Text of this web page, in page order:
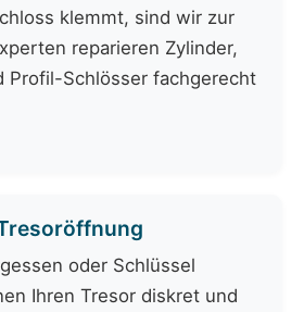
klemmt, sind wir zur
reparieren Zylinder,
Profil-Schlösser fachgerecht
oder Schlüssel
Ihren Tresor diskret und